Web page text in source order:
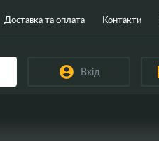
Доставка та оплата Контакти
Вхід